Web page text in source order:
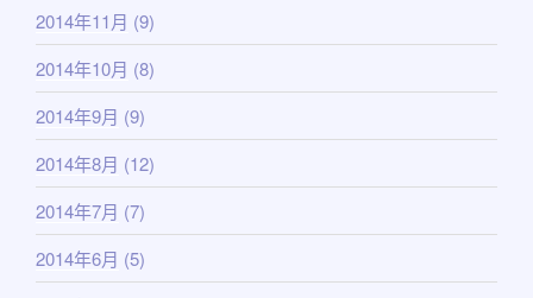
2014年11月 (9)
2014年10月 (8)
2014年9月 (9)
2014年8月 (12)
2014年7月 (7)
2014年6月 (5)